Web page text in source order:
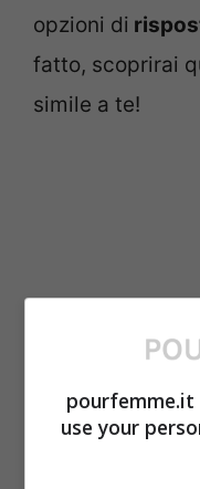
opzioni di
fatto, scoprirai
simile a te!
use your